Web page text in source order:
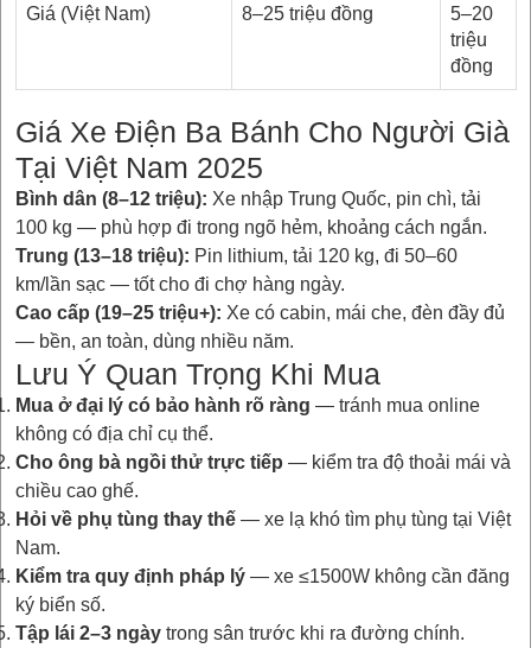
Giá (Việt Nam) 8–25 triệu đồng
5–20
triệu
đồng
Giá Xe Điện Ba Bánh Cho Người Già
Tại Việt Nam 2025
Bình dân (8–12 triệu): Xe nhập Trung Quốc, pin chì, tải
100 kg — phù hợp đi trong ngõ hẻm, khoảng cách ngắn.
Trung (13–18 triệu): Pin lithium, tải 120 kg, đi 50–60
km/lần sạc — tốt cho đi chợ hàng ngày.
Cao cấp (19–25 triệu+): Xe có cabin, mái che, đèn đầy đủ
— bền, an toàn, dùng nhiều năm.
Lưu Ý Quan Trọng Khi Mua
Mua ở đại lý có bảo hành rõ ràng — tránh mua online
không có địa chỉ cụ thể.
Cho ông bà ngồi thử trực tiếp — kiểm tra độ thoải mái và
chiều cao ghế.
Hỏi về phụ tùng thay thế — xe lạ khó tìm phụ tùng tại Việt
Nam.
Kiểm tra quy định pháp lý — xe ≤1500W không cần đăng
ký biển số.
Tập lái 2–3 ngày trong sân trước khi ra đường chính.